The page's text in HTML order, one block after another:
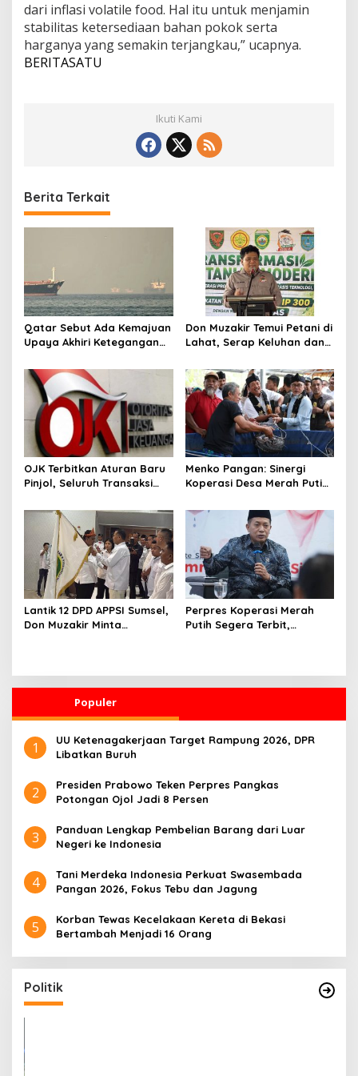
dari inflasi volatile food. Hal itu untuk menjamin
stabilitas ketersediaan bahan pokok serta
harganya yang semakin terjangkau,” ucapnya.
BERITASATU
Ikuti Kami
Berita Terkait
Qatar Sebut Ada Kemajuan
Upaya Akhiri Ketegangan
Belum Ada Negosiasi
dengan Washington
Don Muzakir Temui Petani di
Lahat, Serap Keluhan dan
OJK Terbitkan Aturan Baru
Pinjol, Seluruh Transaksi
Menko Pangan: Sinergi
Koperasi Desa Merah Putih
Pasar Baru
Lantik 12 DPD APPSI Sumsel,
Don Muzakir Minta
Perpres Koperasi Merah
Putih Segera Terbit,
Populer
1
UU Ketenagakerjaan Target Rampung 2026, DPR
Libatkan Buruh
2
Presiden Prabowo Teken Perpres Pangkas
Potongan Ojol Jadi 8 Persen
3
Panduan Lengkap Pembelian Barang dari Luar
Negeri ke Indonesia
4
Tani Merdeka Indonesia Perkuat Swasembada
Pangan 2026, Fokus Tebu dan Jagung
5
Korban Tewas Kecelakaan Kereta di Bekasi
Bertambah Menjadi 16 Orang
Politik